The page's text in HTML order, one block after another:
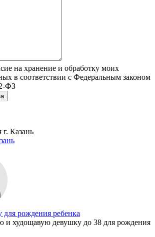
на хранение и обработку моих
в соответствии с Федеральным законом
ФЗ
г. Казань
рождения ребенка
худощавую девушку до 38 для рождения